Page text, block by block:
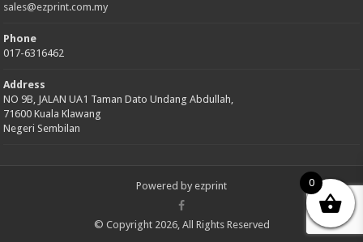
sales@ezprint.com.my
Phone
017-6316462
Address
NO 9B, JALAN UA1 Taman Dato Undang Abdullah,
71600 Kuala Klawang
Negeri Sembilan
Powered by ezprint
© Copyright 2026, All Rights Reserved
0